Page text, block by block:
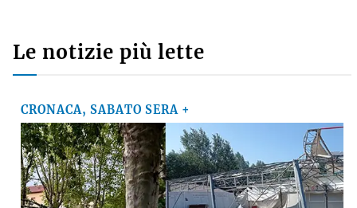
Le notizie più lette
CRONACA, SABATO SERA +